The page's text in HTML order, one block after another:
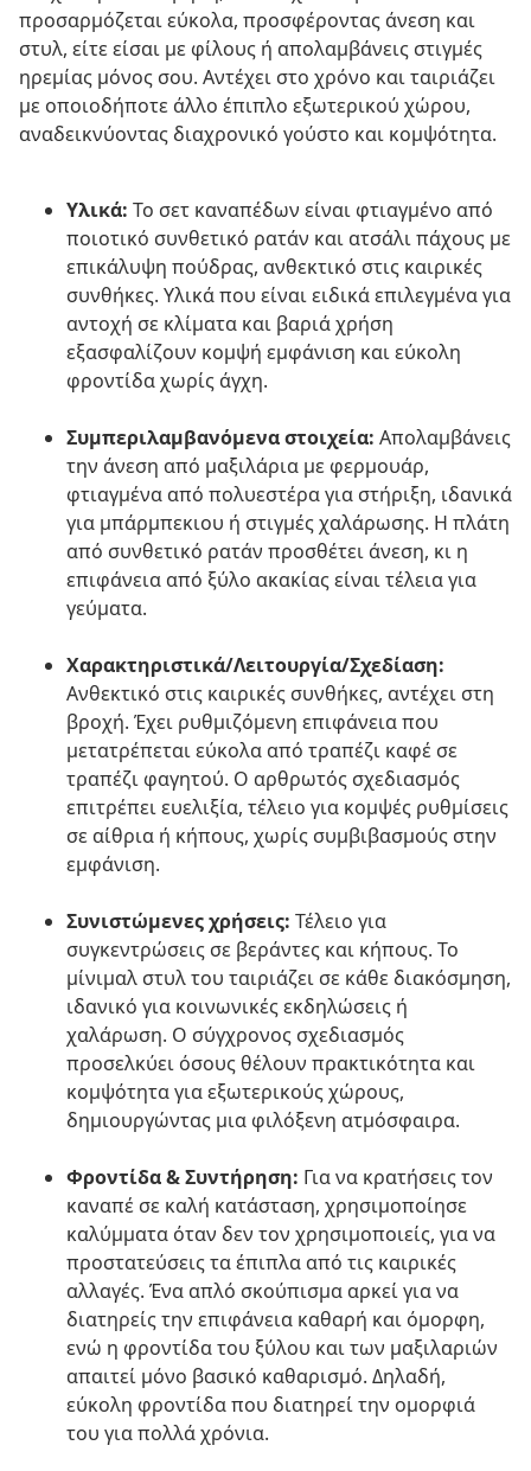
προσαρμόζεται εύκολα, προσφέροντας άνεση και
στυλ, είτε είσαι με φίλους ή απολαμβάνεις στιγμές
ηρεμίας μόνος σου. Αντέχει στο χρόνο και ταιριάζει
με οποιοδήποτε άλλο έπιπλο εξωτερικού χώρου,
αναδεικνύοντας διαχρονικό γούστο και κομψότητα.
Υλικά: Το σετ καναπέδων είναι φτιαγμένο από
ποιοτικό συνθετικό ρατάν και ατσάλι πάχους με
επικάλυψη πούδρας, ανθεκτικό στις καιρικές
συνθήκες. Υλικά που είναι ειδικά επιλεγμένα για
αντοχή σε κλίματα και βαριά χρήση
εξασφαλίζουν κομψή εμφάνιση και εύκολη
φροντίδα χωρίς άγχη.
Συμπεριλαμβανόμενα στοιχεία: Απολαμβάνεις
την άνεση από μαξιλάρια με φερμουάρ,
φτιαγμένα από πολυεστέρα για στήριξη, ιδανικά
για μπάρμπεκιου ή στιγμές χαλάρωσης. Η πλάτη
από συνθετικό ρατάν προσθέτει άνεση, κι η
επιφάνεια από ξύλο ακακίας είναι τέλεια για
γεύματα.
Χαρακτηριστικά/Λειτουργία/Σχεδίαση:
Ανθεκτικό στις καιρικές συνθήκες, αντέχει στη
βροχή. Έχει ρυθμιζόμενη επιφάνεια που
μετατρέπεται εύκολα από τραπέζι καφέ σε
τραπέζι φαγητού. Ο αρθρωτός σχεδιασμός
επιτρέπει ευελιξία, τέλειο για κομψές ρυθμίσεις
σε αίθρια ή κήπους, χωρίς συμβιβασμούς στην
εμφάνιση.
Συνιστώμενες χρήσεις: Τέλειο για
συγκεντρώσεις σε βεράντες και κήπους. Το
μίνιμαλ στυλ του ταιριάζει σε κάθε διακόσμηση,
ιδανικό για κοινωνικές εκδηλώσεις ή
χαλάρωση. Ο σύγχρονος σχεδιασμός
προσελκύει όσους θέλουν πρακτικότητα και
κομψότητα για εξωτερικούς χώρους,
δημιουργώντας μια φιλόξενη ατμόσφαιρα.
Φροντίδα & Συντήρηση: Για να κρατήσεις τον
καναπέ σε καλή κατάσταση, χρησιμοποίησε
καλύμματα όταν δεν τον χρησιμοποιείς, για να
προστατεύσεις τα έπιπλα από τις καιρικές
αλλαγές. Ένα απλό σκούπισμα αρκεί για να
διατηρείς την επιφάνεια καθαρή και όμορφη,
ενώ η φροντίδα του ξύλου και των μαξιλαριών
απαιτεί μόνο βασικό καθαρισμό. Δηλαδή,
εύκολη φροντίδα που διατηρεί την ομορφιά
του για πολλά χρόνια.